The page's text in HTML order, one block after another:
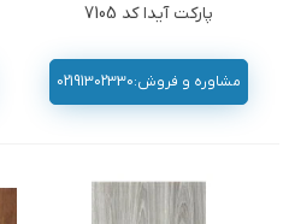
پارکت آیدا کد 7105
مشاوره و فروش:02191302330